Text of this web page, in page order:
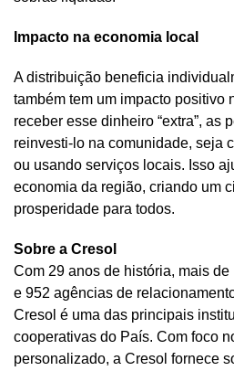
Impacto na economia local
A distribuição beneficia
também tem um impacto positivo
receber esse dinheiro “extra”, as
reinvesti-lo na comunidade, seja
ou usando serviços locais. Isso
economia da região, criando um
prosperidade para todos.
Sobre a Cresol
Com 29 anos de história, mais
e 952 agências de
Cresol é uma das principais
cooperativas do País. Com foco
personalizado, a Cresol fornece